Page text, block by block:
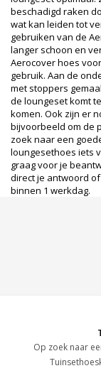
beschadigd raken
wat kan leiden tot
gebruiken van de
langer schoon en
Aerocover hoes
gebruik. Aan de
met stoppers
de loungeset komt
komen. Ook zijn er
bijvoorbeeld om de
zoek naar een
loungesethoes iets
graag voor je
direct je antwoord
binnen 1 werkdag.
Op zoek naar